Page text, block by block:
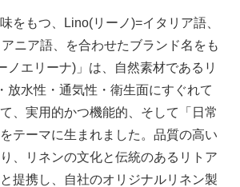
をもつ、Lino(リーノ)=イタリア語、
ニア語、を合わせたブランド名をも
ノエリーナ)」は、自然素材であるリ
放水性・通気性・衛生面にすぐれて
、実用的かつ機能的、そして「日常
テーマに生まれました。品質の高い
、リネンの文化と伝統のあるリトア
提携し、自社のオリジナルリネン製